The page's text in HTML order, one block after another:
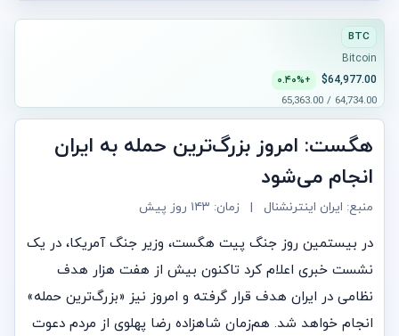
BTC
Bitcoin
$64,977.00
+۰.۴۰%
64,734.00 / 65,363.00
هگست: امروز بزرگ‌ترین حمله به ایران
انجام می‌شود
منبع: ایران اینترنشنال | زمان: ۱۴۳ روز پیش
در بیستمین روز جنگ پیت هگست، وزیر جنگ آمریکا، در یک
نشست خبری اعلام کرد تاکنون بیش از هفت هزار هدف
نظامی در ایران هدف قرار گرفته و امروز نیز «بزرگ‌ترین حمله»
انجام خواهد شد. هم‌زمان شاهزاده رضا پهلوی از مردم دعوت